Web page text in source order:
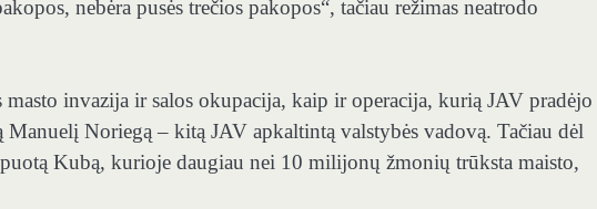
nebėra pusės trečios pakopos“, tačiau režimas neatrodo
invazija ir salos okupacija, kaip ir operacija, kurią JAV pradėjo
Manuelį Noriegą – kitą JAV apkaltintą valstybės vadovą. Tačiau dėl
Kubą, kurioje daugiau nei 10 milijonų žmonių trūksta maisto,